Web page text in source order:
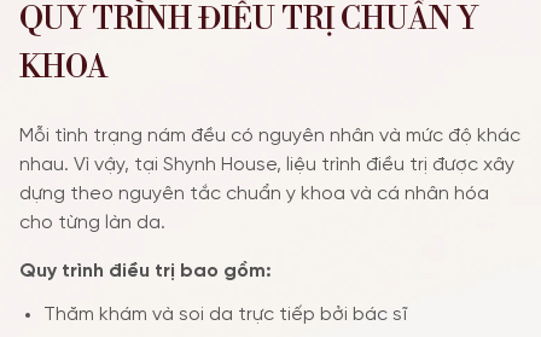
QUY TRÌNH ĐIỀU TRỊ CHUẨN Y
KHOA
Mỗi tình trạng nám đều có nguyên nhân và mức độ khác
nhau. Vì vậy, tại Shynh House, liệu trình điều trị được xây
dựng theo nguyên tắc chuẩn y khoa và cá nhân hóa
cho từng làn da.
Quy trình điều trị bao gồm:
Thăm khám và soi da trực tiếp bởi bác sĩ